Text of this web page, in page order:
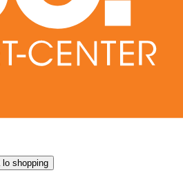
lo shopping